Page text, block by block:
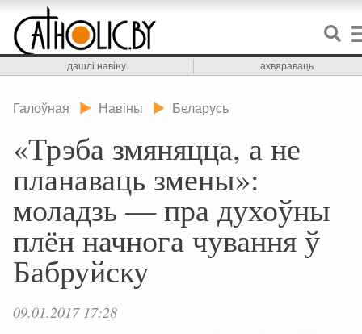
дашлі навіну ахвяраваць
Галоўная Навіны Беларусь
«Трэба змяняцца, а не
планаваць змены»:
моладзь — пра духоўны
плён начнога чування ў
Бабруйску
09.01.2017 17:28